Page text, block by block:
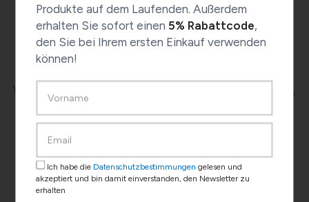
nicht in der Liste gefunden?
Schreiben Sie uns!
Wenn Sie Ihre Fernbedienung nicht in der Liste finden,
Formular unter diesem Link ausfüllen
www.1control.eu/de/help
überprüfen für Sie die Kompatibilität Ihrer
Fernbedienung!
Produkte auf dem Laufenden. Außerdem
erhalten Sie sofort einen 5% Rabattcode,
den Sie bei Ihrem ersten Einkauf verwenden
können!
Ich habe die Datenschutzbestimmungen gelesen und
akzeptiert und bin damit einverstanden, den Newsletter zu
erhalten